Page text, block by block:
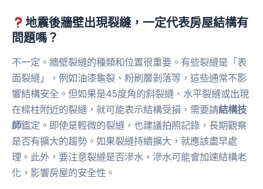
地震後牆壁出現裂縫，一定代表房屋結構有
問題嗎？
不一定。牆壁裂縫的種類和位置很重要。有些裂縫是「表
面裂縫」，例如油漆龜裂、粉刷層剝落等，這些通常不影
響結構安全。但如果是45度角的斜裂縫、水平裂縫或出現
在樑柱附近的裂縫，就可能表示結構受損，需要請結構技
師鑑定。即使是輕微的裂縫，也建議拍照記錄，長期觀察
是否有擴大的趨勢。如果裂縫持續擴大，就應該盡早處
理。此外，要注意裂縫是否滲水，滲水可能會加速結構老
化，影響房屋的安全性。